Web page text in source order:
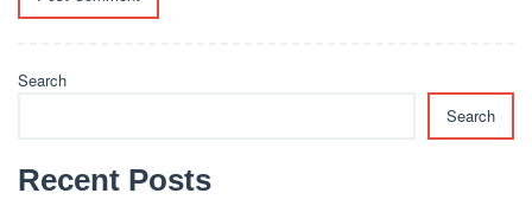
Search
Search
Recent Posts